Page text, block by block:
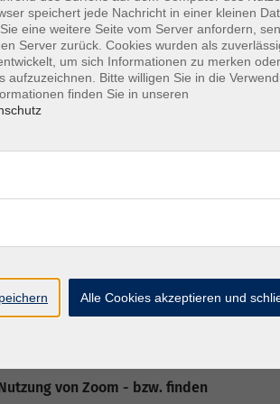
sind nicht erforderlich)
erfolgt über ein kleines
Installation notwendig - dieser
oder der neue Edge auf
Selbst-Test von Zoom zu
Programm für Windows
Smartphone) installieren
erfolgreichen Teilnahme an
sondern machen
die Problemlösung
von Zoom - bzw. finden
speichert jede Nachricht in einer kleinen
eine weitere Seite vom Server anfordern,
Server zurück. Cookies wurden als
um sich Informationen zu merken
aufzuzeichnen. Bitte willigen Sie in die
finden Sie in unseren
Alle Cookies akzeptieren und